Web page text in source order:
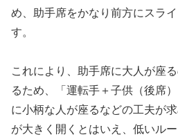
め、助手席をかなり前方にスラ
す。
これにより、助手席に大人が座
るため、「運転手＋子供（後席
に小柄な人が座るなどの工夫が
が大きく開くとはいえ、低いル